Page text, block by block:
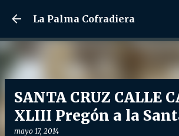
Ir al contenido principal
La Palma Cofradiera
SANTA CRUZ CALLE
XLIII Pregón a la
mayo 17, 2014